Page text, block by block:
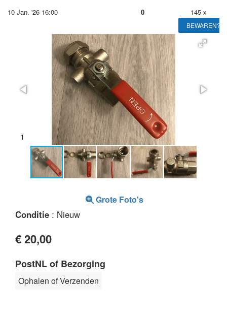
10 Jan. '26 16:00 0 145 x
BEWAREN?
2
Grote Foto's
Conditie : Nieuw
€ 20,00
PostNL of Bezorging
Ophalen of Verzenden